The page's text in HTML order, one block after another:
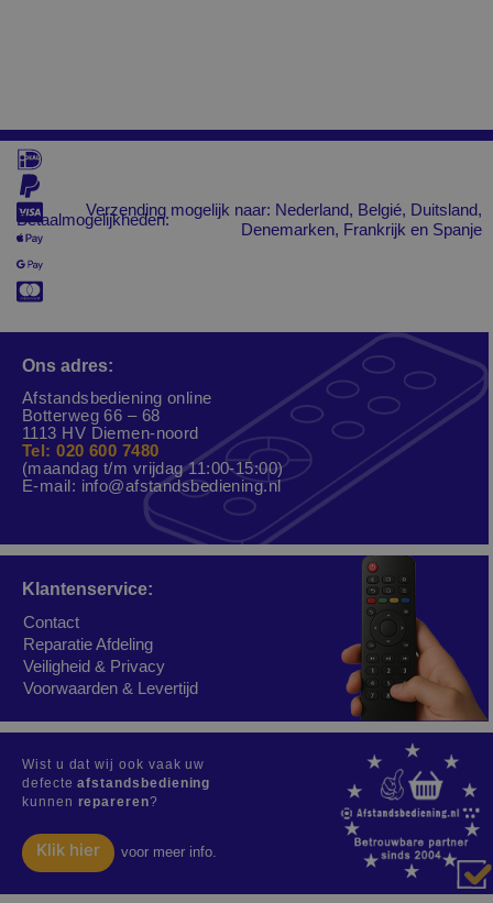
Betaalmogelijkheden:
Verzending mogelijk naar: Nederland, Belgié, Duitsland,
Denemarken, Frankrijk en Spanje
Ons adres:
Afstandsbediening online
Botterweg 66 – 68
1113 HV Diemen-noord
Tel: 020 600 7480
(maandag t/m vrijdag 11:00-15:00)
E-mail: info@afstandsbediening.nl
Klantenservice:
Contact
Reparatie Afdeling
Veiligheid & Privacy
Voorwaarden & Levertijd
Wist u dat wij ook vaak uw
defecteafstandsbediening
kunnen repareren?
Klik hier voor meer info.